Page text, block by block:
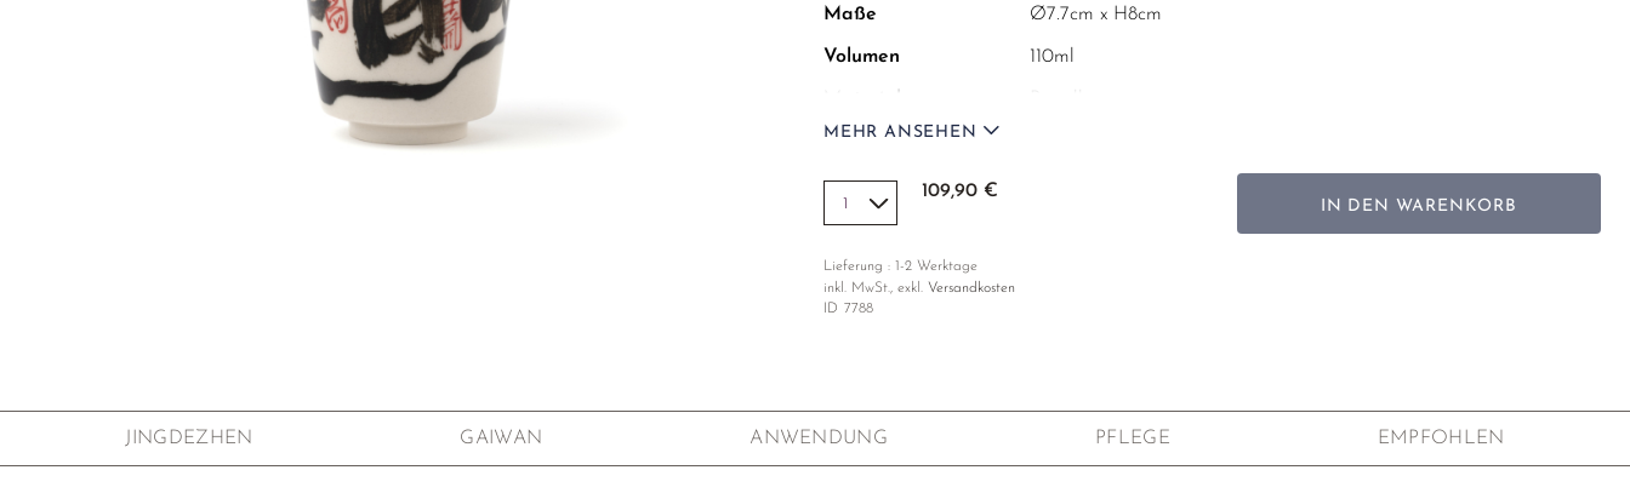
Zum Anfang der Bildgalerie springen
Maße Ø7.7cm x H8cm
Volumen 110ml
Dekoration
Jeder Artikel ist handgefertigt und einzigartig, daher können Größe und
Pinselstriche leicht variieren
MEHR ANSEHEN
109,90 €
IN DEN WARENKORB
Lieferung : 1-2 Werktage
inkl. MwSt., exkl. Versandkosten
ID 7788
JINGDEZHEN GAIWAN ANWENDUNG PFLEGE EMPFOHLEN